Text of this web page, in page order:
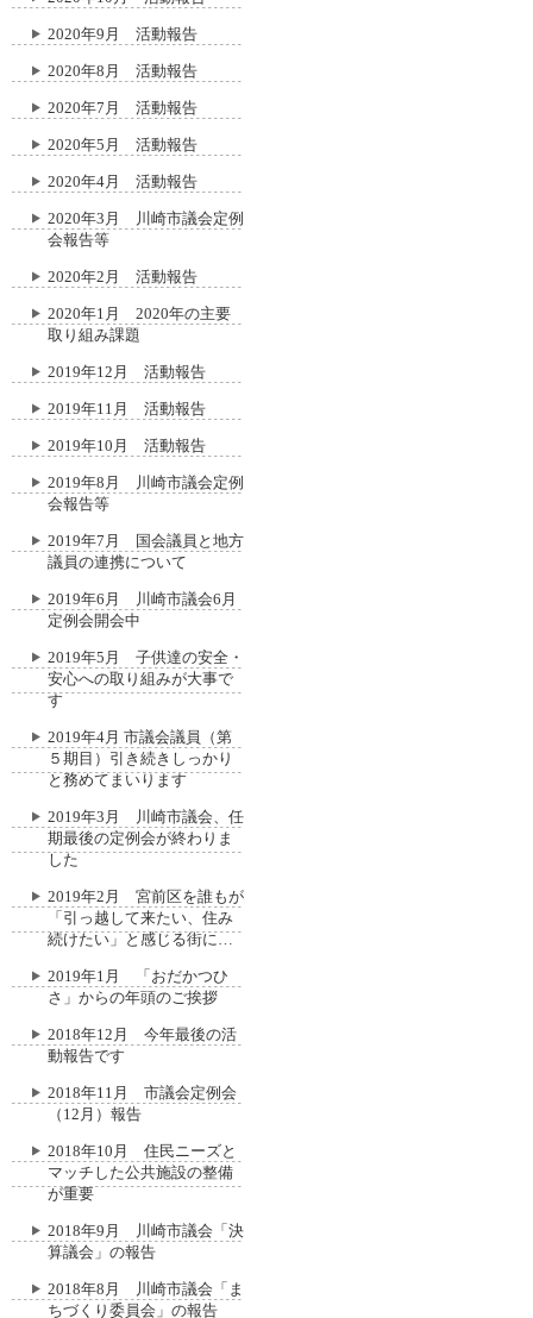
2020年9月 活動報告
2020年8月 活動報告
2020年7月 活動報告
2020年5月 活動報告
2020年4月 活動報告
2020年3月 川崎市議会定例
会報告等
2020年2月 活動報告
2020年1月 2020年の主要
取り組み課題
2019年12月 活動報告
2019年11月 活動報告
2019年10月 活動報告
2019年8月 川崎市議会定例
会報告等
2019年7月 国会議員と地方
議員の連携について
2019年6月 川崎市議会6月
定例会開会中
2019年5月 子供達の安全・
安心への取り組みが大事で
す
2019年4月 市議会議員（第
５期目）引き続きしっかり
と務めてまいります
2019年3月 川崎市議会、任
期最後の定例会が終わりま
した
2019年2月 宮前区を誰もが
「引っ越して来たい、住み
続けたい」と感じる街に…
2019年1月 「おだかつひ
さ」からの年頭のご挨拶
2018年12月 今年最後の活
動報告です
2018年11月 市議会定例会
（12月）報告
2018年10月 住民ニーズと
マッチした公共施設の整備
が重要
2018年9月 川崎市議会「決
算議会」の報告
2018年8月 川崎市議会「ま
ちづくり委員会」の報告